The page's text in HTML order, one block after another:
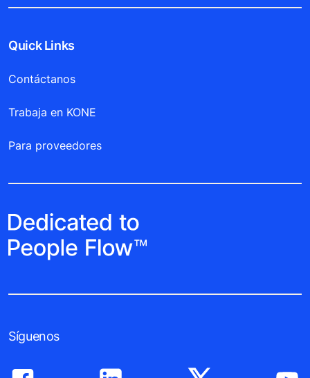
Quick Links
Contáctanos
Trabaja en KONE
Para proveedores
Síguenos